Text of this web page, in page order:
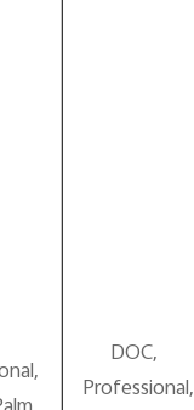
DOC,
Professional,